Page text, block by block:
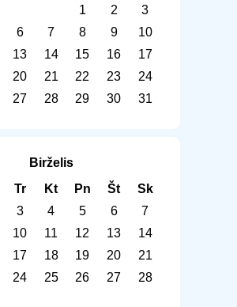
1
2
3
6 7 8 9
10
13 14 15 16
17
20 21 22 23
24
27 28 29 30 31
Birželis
Tr Kt Pn Št
Sk
3 4 5 6
7
10 11 12 13
14
17 18 19 20
21
24 25 26 27
28